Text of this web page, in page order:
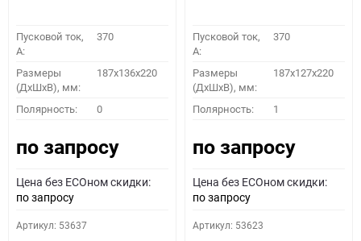
Пусковой ток,
A:
370
Размеры
(ДхШхВ), мм:
187x136x220
Полярность: 0
по запросу
Цена без ECOном скидки:
по запросу
Артикул: 53637
Пусковой ток,
A:
370
Размеры
(ДхШхВ), мм:
187x127x220
Полярность: 1
по запросу
Цена без ECOном скидки:
по запросу
Артикул: 53623